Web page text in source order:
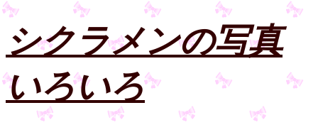
シクラメンの写真
いろいろ